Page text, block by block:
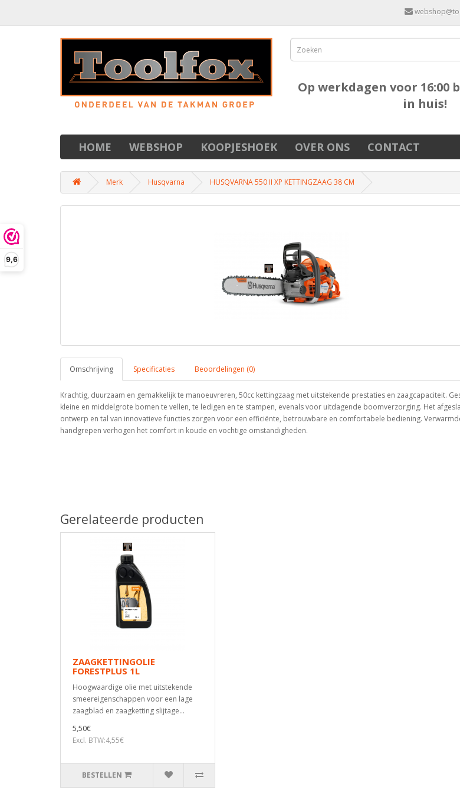
9,6
Op werkdagen voor 16:00
in huis!
HOME WEBSHOP KOOPJESHOEK OVER ONS CONTACT
Merk Husqvarna HUSQVARNA 550 II XP KETTINGZAAG 38 CM
Omschrijving Specificaties Beoordelingen (0)
Krachtig, duurzaam en gemakkelijk te manoeuvreren, 50cc kettingzaag met uitstekende prestaties en zaagcapaciteit.
kleine en middelgrote bomen te vellen, te ledigen en te stampen, evenals voor uitdagende boomverzorging. Het
ontwerp en tal van innovatieve functies zorgen voor een efficiënte, betrouwbare en comfortabele bediening.
handgrepen verhogen het comfort in koude en vochtige omstandigheden.
Gerelateerde producten
ZAAGKETTINGOLIE
FORESTPLUS 1L
Hoogwaardige olie met uitstekende
smeereigenschappen voor een lage
zaagblad en zaagketting slijtage...
5,50€
Excl. BTW:4,55€
BESTELLEN